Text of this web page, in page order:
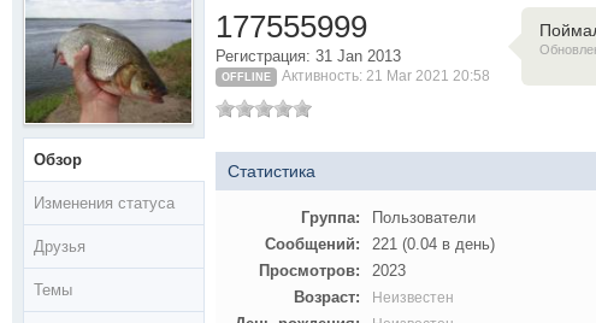
Обзор
Изменения статуса
Друзья
Темы
177555999
Регистрация: 31 Jan 2013
OFFLINE Активность: 21 Mar 2021 20:58
Статистика
Группа:
Пользователи
Сообщений:
221 (0.04 в день)
Просмотров:
2023
Возраст:
Неизвестен